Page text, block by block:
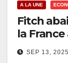
A LA UNE
Fitch
la France
SEP 13, 2025